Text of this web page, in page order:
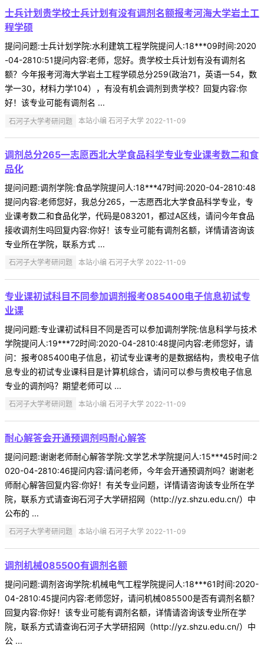
士兵计划贵学校士兵计划有没有调剂名额报考河海大学岩土工
程学硕
提问问题:士兵计划学院:水利建筑工程学院提问人:18***09时间:2020
-04-2810:51提问内容:老师，您好。贵学校士兵计划有没有调剂名
额？今年报考河海大学岩土工程学硕总分259(政治71，英语一54，数
学一30，材料力学104），有没有机会调剂到贵学校？回复内容:你
好！该专业可能有调剂名 ...
石河子大学考研问题 本站小编 石河子大学 2022-11-09
调剂总分265一志愿西北大学食品科学专业专业课考数二和食
品化
提问问题:调剂学院:食品学院提问人:18***47时间:2020-04-2810:48
提问内容:老师您好，我总分265，一志愿西北大学食品科学专业，专
业课考数二和食品化学，代码是083201，都过A区线，请问今年食品
接收调剂生吗回复内容:你好！该专业可能有调剂名额，详情请咨询该
专业所在学院，联系方式 ...
石河子大学考研问题 本站小编 石河子大学 2022-11-09
专业课初试科目不同参加调剂报考085400电子信息初试专
业课
提问问题:专业课初试科目不同是否可以参加调剂学院:信息科学与技术
学院提问人:19***72时间:2020-04-2810:48提问内容:老师您好，请
问：报考085400电子信息，初试专业课考的是数据结构，贵校电子信
息专业的初试专业课科目是计算机综合，请问可以参与贵校电子信息
专业的调剂吗？期望老师可以 ...
石河子大学考研问题 本站小编 石河子大学 2022-11-09
耐心解答会开通预调剂吗耐心解答
提问问题:谢谢老师耐心解答学院:文学艺术学院提问人:15***45时间:2
020-04-2810:46提问内容:请问老师，今年会开通预调剂吗？谢谢老
师耐心解答回复内容:你好！有关专业问题，详情请咨询该专业所在学
院，联系方式请查询石河子大学研招网（http://yz.shzu.edu.cn/）中
公布的 ...
石河子大学考研问题 本站小编 石河子大学 2022-11-09
调剂机械085500有调剂名额
提问问题:调剂咨询学院:机械电气工程学院提问人:18***61时间:2020-
04-2810:45提问内容:老师您好，请问机械085500是否有调剂名额？
回复内容:你好！该专业可能有调剂名额，详情请咨询该专业所在学
院，联系方式请查询石河子大学研招网（http://yz.shzu.edu.cn/）中
公 ...